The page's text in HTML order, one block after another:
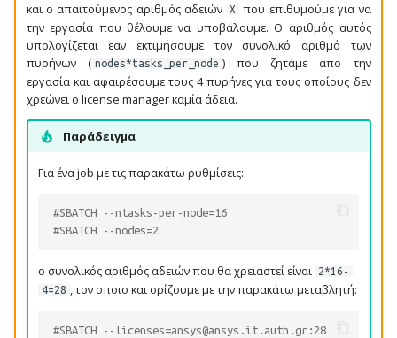
Stacks
Turbomole
VASP
WebMO
flo
GATK
GEMMA
gmx_MMPBSA
IQ-TREE
MaxQuant
ModelTest
και ο απαιτούμενος αριθμός αδειών
X
που επιθυμούμε για να
την εργασία που θέλουμε να υποβάλουμε. Ο αριθμός αυτός
υπολογίζεται εαν εκτιμήσουμε τον συνολικό αριθμό των
πυρήνων ( nodes*tasks_per_node ) που ζητάμε απο την
εργασία και αφαιρέσουμε τους 4 πυρήνες για τους οποίους δεν
χρεώνει ο license manager καμία άδεια.
Παράδειγμα
Για ένα job με τις παρακάτω ρυθμίσεις:
#SBATCH --ntasks-per-node=16
#SBATCH --nodes=2
ο συνολικός αριθμός αδειών που θα χρειαστεί είναι
2*16-
4=28 , τον οποιο και ορίζουμε με την παρακάτω μεταβλητή:
#SBATCH --licenses=ansys@ansys.it.auth.gr:28